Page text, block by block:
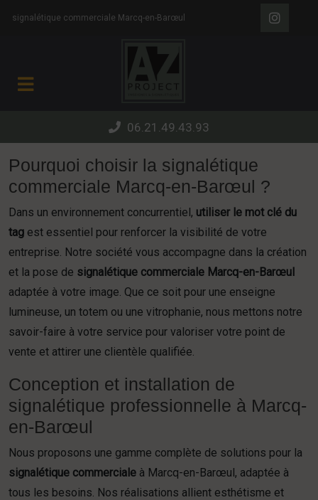
signalétique commerciale Marcq-en-Barœul
06.21.49.43.93
Pourquoi choisir la signalétique
commerciale Marcq-en-Barœul ?
Dans un environnement concurrentiel, utiliser le mot clé du
tag est essentiel pour renforcer la visibilité de votre
entreprise. Notre société vous accompagne dans la création
et la pose de signalétique commerciale Marcq-en-Barœul
adaptée à votre image. Que ce soit pour une enseigne
lumineuse, un totem ou une vitrophanie, nous mettons notre
savoir-faire à votre service pour valoriser votre point de
vente et attirer une clientèle qualifiée.
Conception et installation de
signalétique professionnelle à Marcq-
en-Barœul
Nous proposons une gamme complète de solutions pour la
signalétique commerciale à Marcq-en-Barœul, adaptée à
tous les besoins. Nos réalisations allient esthétisme et